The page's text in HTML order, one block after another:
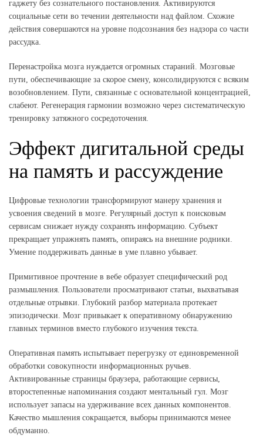
гаджету без сознательного постановления. Активируются
социальные сети во течении деятельности над файлом. Схожие
действия совершаются на уровне подсознания без надзора со части
рассудка.
Перенастройка мозга нуждается огромных стараний. Мозговые
пути, обеспечивающие за скорое смену, консолидируются с всяким
возобновлением. Пути, связанные с основательной концентрацией,
слабеют. Регенерация гармонии возможно через систематическую
тренировку затяжного сосредоточения.
Эффект дигитальной среды
на память и рассуждение
Цифровые технологии трансформируют манеру хранения и
усвоения сведений в мозге. Регулярный доступ к поисковым
сервисам снижает нужду сохранять информацию. Субъект
прекращает упражнять память, опираясь на внешние родники.
Умение поддерживать данные в уме плавно убывает.
Примитивное прочтение в вебе образует специфический род
размышления. Пользователи просматривают статьи, выхватывая
отдельные отрывки. Глубокий разбор материала протекает
эпизодически. Мозг привыкает к оперативному обнаружению
главных терминов вместо глубокого изучения текста.
Оперативная память испытывает перегрузку от единовременной
обработки совокупности информационных ручьев.
Активированные страницы браузера, работающие сервисы,
второстепенные напоминания создают ментальный гул. Мозг
использует запасы на удерживание всех данных компонентов.
Качество мышления сокращается, выборы принимаются менее
обдуманно.